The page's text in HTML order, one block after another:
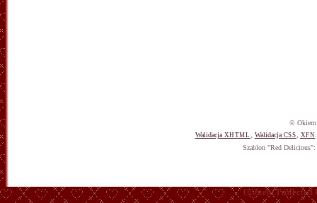
© Okiem
Walidacja XHTML , Walidacja CSS, XFN
Szablon "Red Delicious":
Content Protected